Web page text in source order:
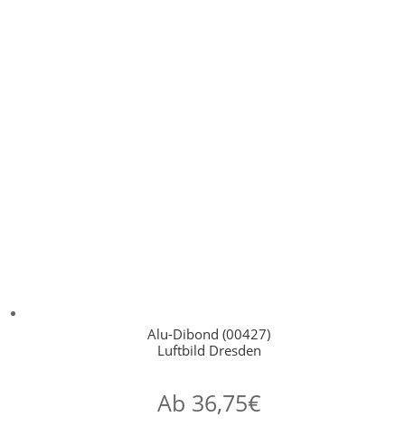
Alu-Dibond (00427)
Luftbild Dresden
Ab 36,75€